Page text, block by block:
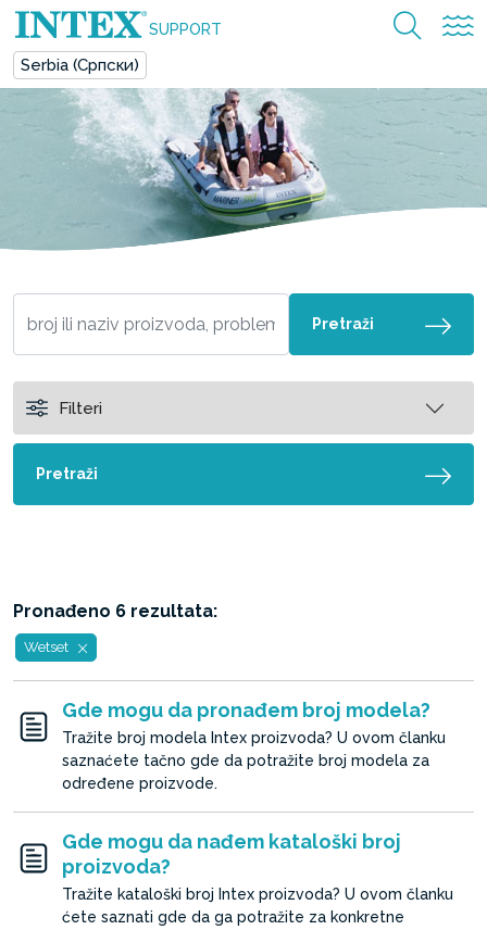
SUPPORT
Serbia (Српски)
Pretraži
Filteri
Pretraži
Pronađeno 6 rezultata:
Wetset
Gde mogu da pronađem broj modela?
Tražite broj modela Intex proizvoda? U ovom članku
saznaćete tačno gde da potražite broj modela za
određene proizvode.
Gde mogu da nađem kataloški broj
proizvoda?
Tražite kataloški broj Intex proizvoda? U ovom članku
ćete saznati gde da ga potražite za konkretne